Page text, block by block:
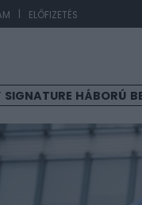
| ELŐFIZETÉS
EUR/HUF
SIGNATURE HÁBORÚ